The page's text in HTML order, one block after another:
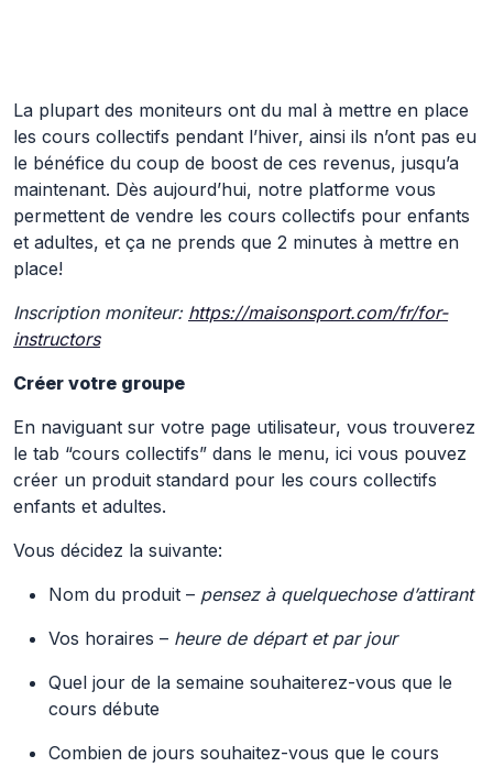
Skip to Main Content
La plupart des moniteurs ont du mal à mettre en place
les cours collectifs pendant l’hiver, ainsi ils n’ont pas eu
le bénéfice du coup de boost de ces revenus, jusqu’a
maintenant. Dès aujourd’hui, notre platforme vous
permettent de vendre les cours collectifs pour enfants
et adultes, et ça ne prends que 2 minutes à mettre en
place!
Inscription moniteur: https://maisonsport.com/fr/for-
instructors
Créer votre groupe
En naviguant sur votre page utilisateur, vous trouverez
le tab “cours collectifs” dans le menu, ici vous pouvez
créer un produit standard pour les cours collectifs
enfants et adultes.
Vous décidez la suivante:
Nom du produit – pensez à quelquechose d’attirant
Vos horaires – heure de départ et par jour
Quel jour de la semaine souhaiterez-vous que le
cours débute
Combien de jours souhaitez-vous que le cours